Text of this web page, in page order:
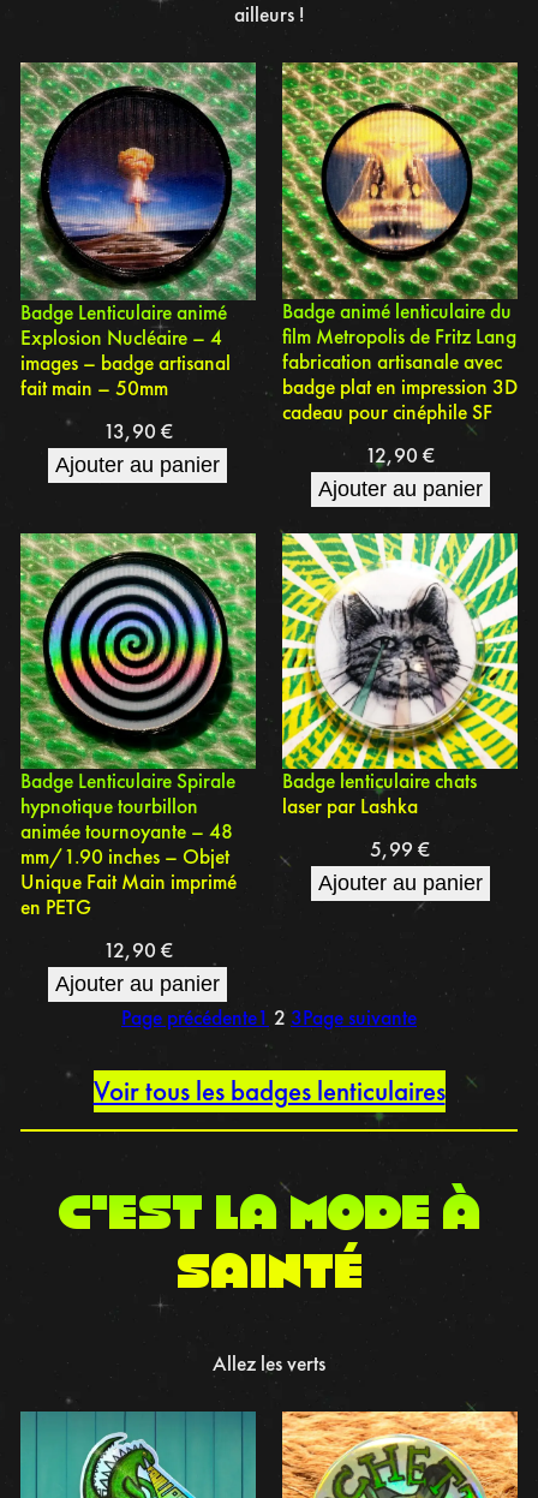
ailleurs !
Badge Lenticulaire animé
Explosion Nucléaire – 4
images – badge artisanal
fait main – 50mm
13,90 €
Ajouter au panier
Badge animé lenticulaire du
film Metropolis de Fritz Lang
fabrication artisanale avec
badge plat en impression 3D
cadeau pour cinéphile SF
12,90€
Ajouter au panier
Badge Lenticulaire Spirale
hypnotique tourbillon
animée tournoyante – 48
mm/1.90 inches – Objet
Unique Fait Main imprimé
en PETG
12,90 €
Ajouter au panier
Badge lenticulaire chats
laser par Lashka
5,99€
Ajouter au panier
Page précédente1 2 3Page suivante
Voir tous les badges lenticulaires
C’est la mode à
sainté
Allez les verts